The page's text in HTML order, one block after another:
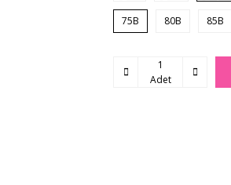
75B 80B 85B
Adet